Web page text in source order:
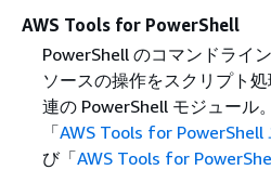
AWS Tools for PowerShell
PowerShell のコマンドライ
ソースの操作をスクリプト
連の PowerShell モジュール
「AWS Tools for PowerShell
び「AWS Tools for